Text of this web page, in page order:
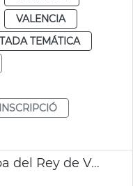
VALENCIA
TEMÁTICA
INSCRIPCIÓ
València sede de la Copa del Rey de Voleibol 2027